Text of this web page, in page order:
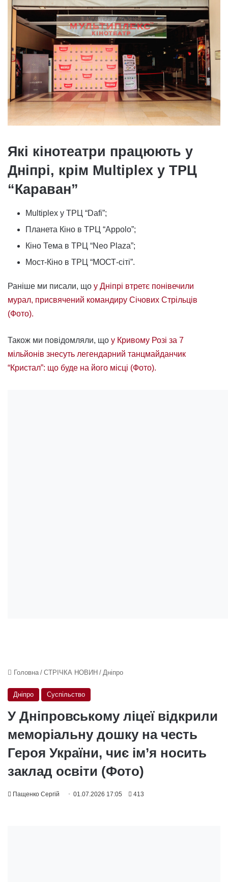
Які кінотеатри працюють у
Дніпрі, крім Multiplex у ТРЦ
“Караван”
Multiplex у ТРЦ “Dafi”;
Планета Кіно в ТРЦ “Appolo”;
Кіно Тема в ТРЦ “Neo Plaza”;
Мост-Кіно в ТРЦ “МОСТ-сіті”.
Раніше ми писали, що у Дніпрі втретє понівечили
мурал, присвячений командиру Січових Стрільців
(Фото).
Також ми повідомляли, що у Кривому Розі за 7
мільйонів знесуть легендарний танцмайданчик
“Кристал”: що буде на його місці (Фото).